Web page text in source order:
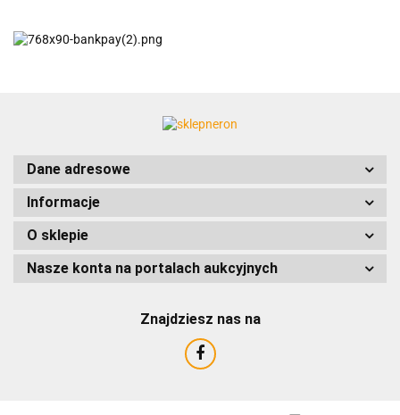
Dane adresowe
Informacje
O sklepie
Nasze konta na portalach aukcyjnych
Znajdziesz nas na